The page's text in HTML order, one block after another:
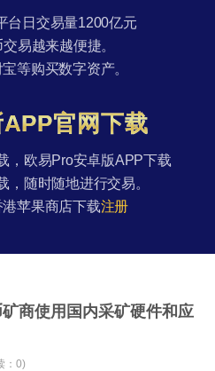
台日交易量1200亿元
易越来越便捷。
等购买数字资产。
官网下载
，欧易Pro安卓版APP下载
，随时随地进行交易。
苹果商店下载注册
商使用国内采矿硬件和应
：0)